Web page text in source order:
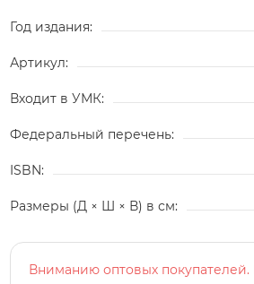
Год издания:
Артикул:
Входит в УМК:
Федеральный перечень:
ISBN:
Размеры (Д × Ш × В) в см:
Вниманию оптовых